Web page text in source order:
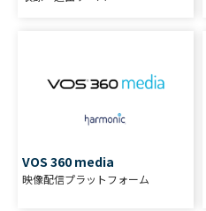
VOS 360 media
映像配信プラットフォーム